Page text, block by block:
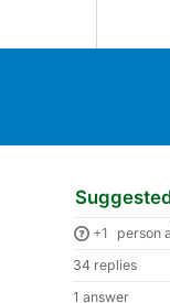
+1
person
34 replies
1 answer